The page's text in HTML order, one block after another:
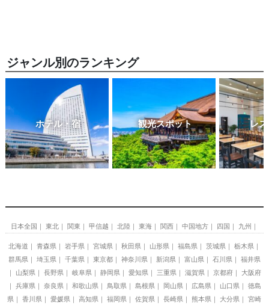
ジャンル別のランキング
ホテル・宿 観光スポット レ
日本全国 東北 関東 甲信越 北陸 東海 関西 中国地方 四国 九州
北海道 青森県 岩手県 宮城県 秋田県 山形県 福島県 茨城県
栃木県
群馬県
埼玉県 千葉県 東京都 神奈川県 新潟県 富山県 石川県
福井県
山梨県
長野県 岐阜県 静岡県 愛知県 三重県 滋賀県 京都府
大阪府
兵庫県
奈良県 和歌山県 鳥取県 島根県 岡山県 広島県 山口県
徳島
県
香川県 愛媛県 高知県 福岡県 佐賀県 長崎県 熊本県 大分県
宮崎